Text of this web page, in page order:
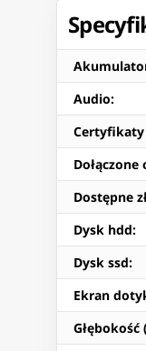
Audio:
Dostępne
Dysk hdd:
Dysk ssd:
Ekran
Głębokość